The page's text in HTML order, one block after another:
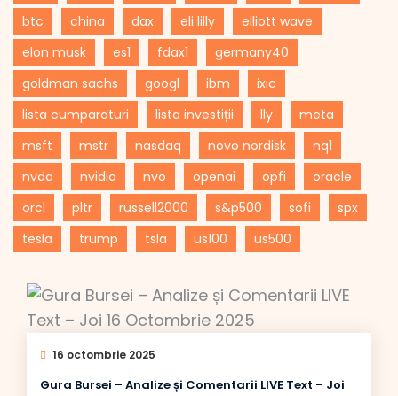
btc
china dax eli lilly
elliott wave
elon musk
es1 fdax1
germany40
goldman sachs
googl ibm
ixic
lista cumparaturi
lista investiții lly
meta
msft
mstr nasdaq novo nordisk
nq1
nvda
nvidia nvo openai opfi
oracle
orcl
pltr russell2000 s&p500 sofi
spx
tesla
trump tsla us100 us500
16 octombrie 2025
Gura Bursei – Analize și Comentarii LIVE Text – Joi